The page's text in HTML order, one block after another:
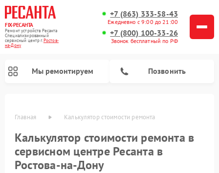
FIX-РЕСАНТА
Ремонт устройств Ресанта
Специализированный
cервисный центр г.Ростов-
на-Дону
+7 (863) 333-58-43
Ежедневно с 9:00 до 21:00
+7 (800) 100-33-26
Звонок бесплатный по РФ
Мы ремонтируем Позвонить
Главная Калькулятор стоимости ремонта
Калькулятор стоимости ремонта в
сервисном центре Ресанта в
Ростова-на-Дону